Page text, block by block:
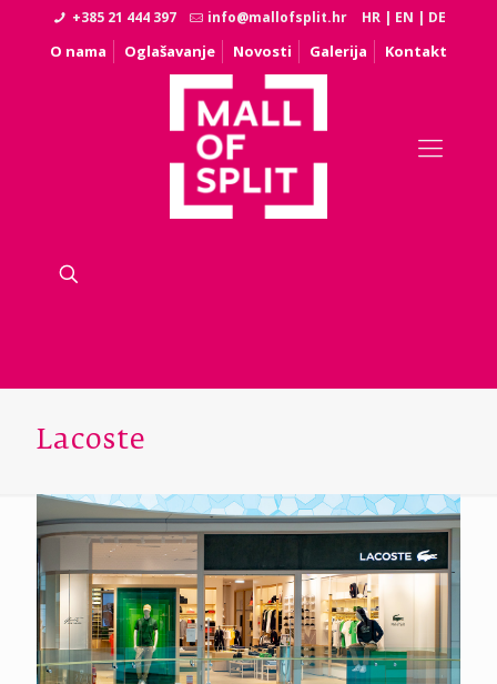
+385 21 444 397 info@mallofsplit.hr HR | EN | DE
O nama Oglašavanje Novosti Galerija Kontakt
Lacoste